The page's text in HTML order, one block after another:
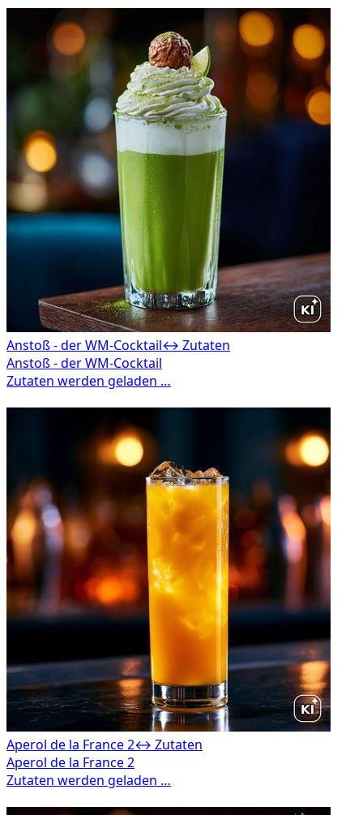
Anstoß - der WM-Cocktail↔ Zutaten
Aperol de la France 2↔ Zutaten